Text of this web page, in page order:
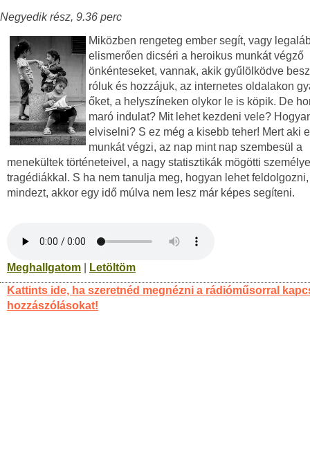
Negyedik rész, 9.36 perc
Miközben rengeteg ember segít, vagy
elismerően dicséri a heroikus munkát végző
önkénteseket, vannak, akik gyűlölködve
róluk és hozzájuk, az internetes oldalakon
őket, a helyszíneken olykor le is köpik. De
maró indulat? Mit lehet kezdeni vele?
elviselni? S ez még a kisebb teher! Mert aki
munkát végzi, az nap mint nap szembesül a
menekültek történeteivel, a nagy statisztikák mögötti
tragédiákkal. S ha nem tanulja meg, hogyan lehet
mindezt, akkor egy idő múlva nem lesz már képes segíteni.
Meghallgatom
Letöltöm
Kattints ide, ha szeretnéd megnézni a rádióműsorral
hozzászólásokat!